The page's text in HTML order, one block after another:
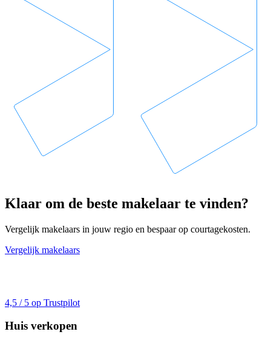
Klaar om de beste makelaar te vinden?
Vergelijk makelaars in jouw regio en bespaar op courtagekosten.
Vergelijk makelaars
4,5 / 5 op Trustpilot
Huis verkopen